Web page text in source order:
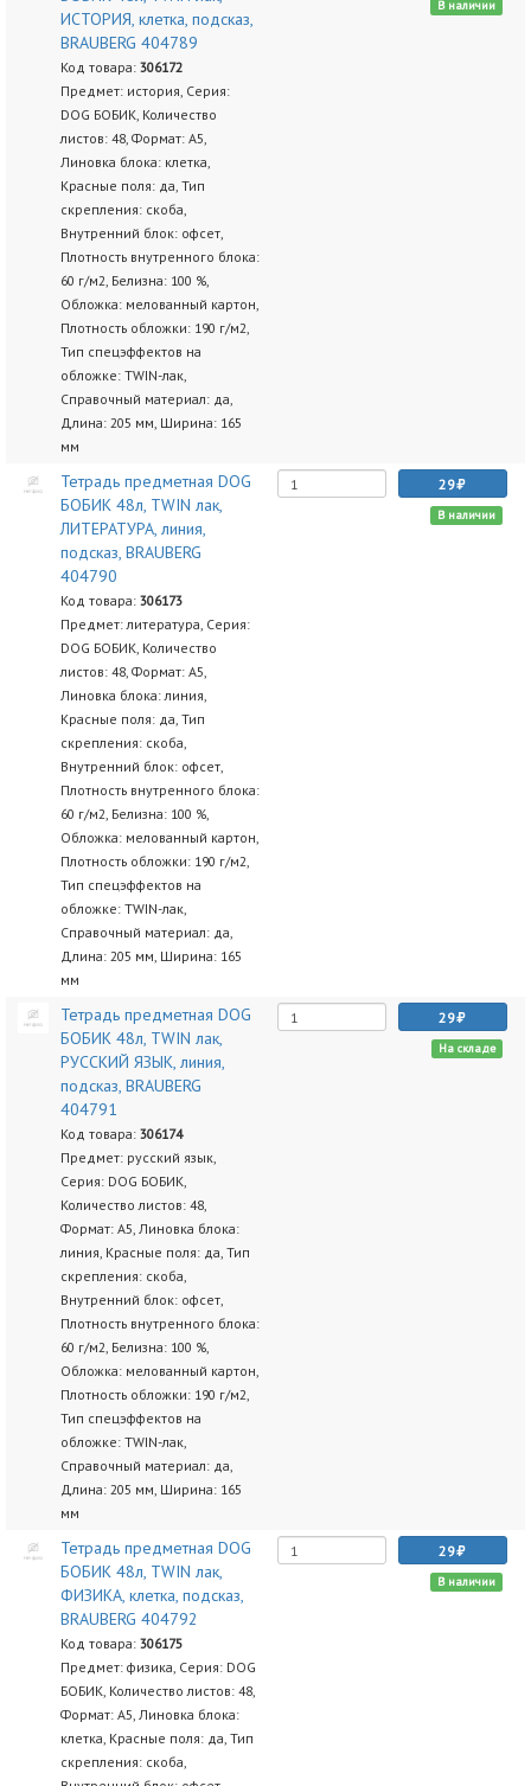
ИСТОРИЯ, клетка, подсказ,
BRAUBERG 404789
Код товара: 306172
Предмет: история, Серия:
DOG БОБИК, Количество
листов: 48, Формат: А5,
Линовка блока: клетка,
Красные поля: да, Тип
скрепления: скоба,
Внутренний блок: офсет,
Плотность внутренного блока:
60 г/м2, Белизна: 100 %,
Обложка: мелованный картон,
Плотность обложки: 190 г/м2,
Тип спецэффектов на
обложке: TWIN-лак,
Справочный материал: да,
Длина: 205 мм, Ширина: 165
мм
В наличии
Тетрадь предметная DOG
БОБИК 48л, TWIN лак,
ЛИТЕРАТУРА, линия,
подсказ, BRAUBERG
404790
Код товара: 306173
Предмет: литература, Серия:
DOG БОБИК, Количество
листов: 48, Формат: А5,
Линовка блока: линия,
Красные поля: да, Тип
скрепления: скоба,
Внутренний блок: офсет,
Плотность внутренного блока:
60 г/м2, Белизна: 100 %,
Обложка: мелованный картон,
Плотность обложки: 190 г/м2,
Тип спецэффектов на
обложке: TWIN-лак,
Справочный материал: да,
Длина: 205 мм, Ширина: 165
мм
29
В наличии
Тетрадь предметная DOG
БОБИК 48л, TWIN лак,
РУССКИЙ ЯЗЫК, линия,
подсказ, BRAUBERG
404791
Код товара: 306174
Предмет: русский язык,
Серия: DOG БОБИК,
Количество листов: 48,
Формат: А5, Линовка блока:
линия, Красные поля: да, Тип
скрепления: скоба,
Внутренний блок: офсет,
Плотность внутренного блока:
60 г/м2, Белизна: 100 %,
Обложка: мелованный картон,
Плотность обложки: 190 г/м2,
Тип спецэффектов на
обложке: TWIN-лак,
Справочный материал: да,
Длина: 205 мм, Ширина: 165
мм
29
На складе
Тетрадь предметная DOG
БОБИК 48л, TWIN лак,
ФИЗИКА, клетка, подсказ,
BRAUBERG 404792
Код товара: 306175
Предмет: физика, Серия: DOG
БОБИК, Количество листов: 48,
Формат: А5, Линовка блока:
клетка, Красные поля: да, Тип
скрепления: скоба,
29
В наличии